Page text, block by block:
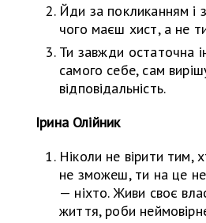
Йди за покликанням і
чого маєш хист, а не
Ти завжди остаточна
самого себе, сам
відповідальність.
Ірина Олійник
Ніколи не вірити тим,
не зможеш, ти на це
— ніхто. Живи своє
життя, роби